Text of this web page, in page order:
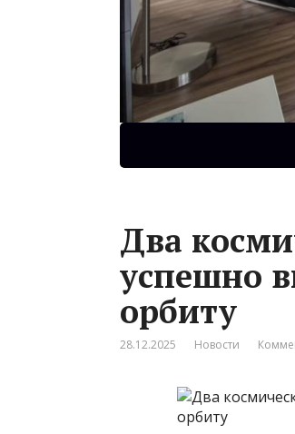
Два
успешно
орбиту
28.12.2025 Новости